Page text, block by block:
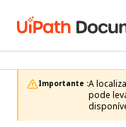
Importante :A
pode